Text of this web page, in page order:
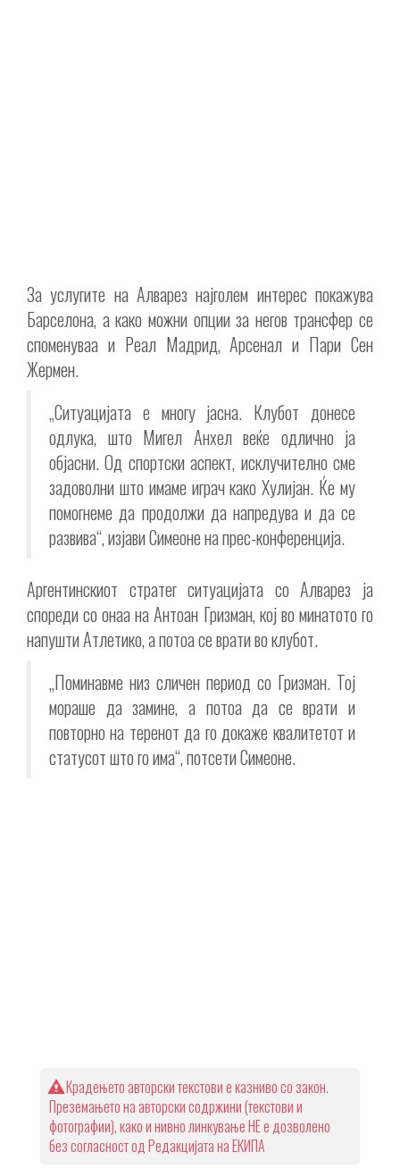
За услугите на Алварез најголем интерес покажува
Барселона, а како можни опции за негов трансфер се
споменуваа и Реал Мадрид, Арсенал и Пари Сен
Жермен.
„Ситуацијата е многу јасна. Клубот донесе
одлука, што Мигел Анхел веќе одлично ја
објасни. Од спортски аспект, исклучително сме
задоволни што имаме играч како Хулијан. Ќе му
помогнеме да продолжи да напредува и да се
развива“, изјави Симеоне на прес-конференција.
Аргентинскиот стратег ситуацијата со Алварез ја
спореди со онаа на Антоан Гризман, кој во минатото го
напушти Атлетико, а потоа се врати во клубот.
„Поминавме низ сличен период со Гризман. Тој
мораше да замине, а потоа да се врати и
повторно на теренот да го докаже квалитетот и
статусот што го има“, потсети Симеоне.
Крадењето авторски текстови е казниво со закон.
Преземањето на авторски содржини (текстови и
фотографии), како и нивно линкување НЕ е дозволено
без согласност од Редакцијата на ЕКИПА